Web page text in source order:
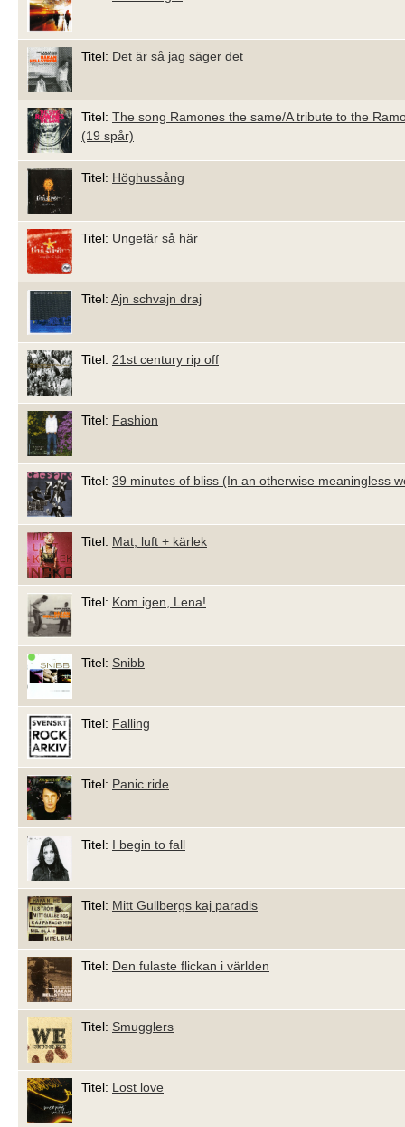
Titel: Det är så jag säger det
Titel: The song Ramones the same/A tribute to the
(19 spår)
Titel: Höghussång
Titel: Ungefär så här
Titel: Ajn schvajn draj
Titel: 21st century rip off
Titel: Fashion
Titel: 39 minutes of bliss (In an otherwise meaningless
Titel: Mat, luft + kärlek
Titel: Kom igen, Lena!
Titel: Snibb
Titel: Falling
Titel: Panic ride
Titel: I begin to fall
Titel: Mitt Gullbergs kaj paradis
Titel: Den fulaste flickan i världen
Titel: Smugglers
Titel: Lost love